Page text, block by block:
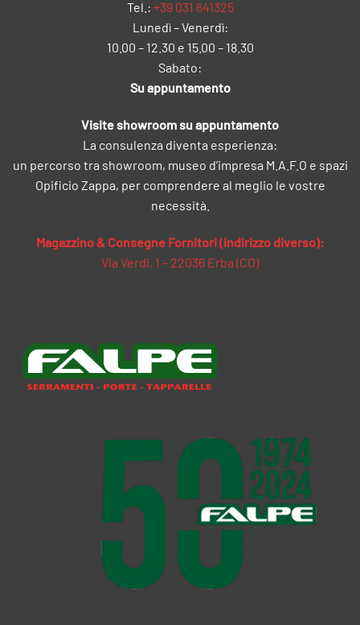
Tel.: +39 031 641325
Lunedì – Venerdì:
10.00 – 12.30 e 15.00 – 18.30
Sabato:
Su appuntamento
Visite showroom su appuntamento
La consulenza diventa esperienza:
un percorso tra showroom, museo d’impresa M.A.F.O e spazi
Opificio Zappa, per comprendere al meglio le vostre
necessità.
Magazzino & Consegne Fornitori (indirizzo diverso):
Via Verdi, 1 – 22036 Erba (CO)